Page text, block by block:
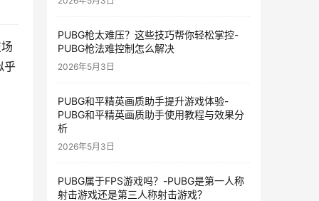
乎
PUBG枪太难压？这些技巧帮你轻松掌控-
PUBG枪法难控制怎么解决
2026年5月3日
PUBG和平精英画质助手提升游戏体验-
PUBG和平精英画质助手使用教程与效果分
析
2026年5月3日
PUBG属于FPS游戏吗？-PUBG是第一人称
射击游戏还是第三人称射击游戏？